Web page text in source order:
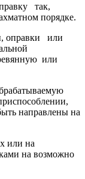
так,
порядке.
оправки или
или
направлены на
или на
на возможно